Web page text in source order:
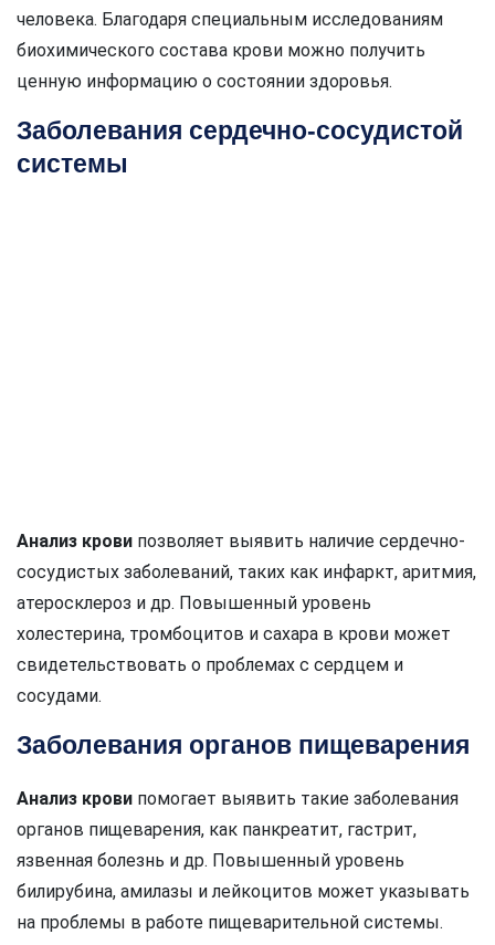
человека. Благодаря специальным исследованиям
биохимического состава крови можно получить
ценную информацию о состоянии здоровья.
Заболевания сердечно-сосудистой
системы
Анализ крови позволяет выявить наличие сердечно-
сосудистых заболеваний, таких как инфаркт, аритмия,
атеросклероз и др. Повышенный уровень
холестерина, тромбоцитов и сахара в крови может
свидетельствовать о проблемах с сердцем и
сосудами.
Заболевания органов пищеварения
Анализ крови помогает выявить такие заболевания
органов пищеварения, как панкреатит, гастрит,
язвенная болезнь и др. Повышенный уровень
билирубина, амилазы и лейкоцитов может указывать
на проблемы в работе пищеварительной системы.